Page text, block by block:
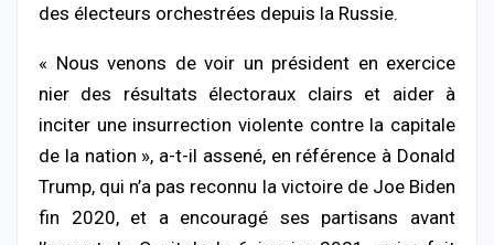
des électeurs orchestrées depuis la Russie.
« Nous venons de voir un président en exercice
nier des résultats électoraux clairs et aider à
inciter une insurrection violente contre la capitale
de la nation », a-t-il assené, en référence à Donald
Trump, qui n’a pas reconnu la victoire de Joe Biden
fin 2020, et a encouragé ses partisans avant